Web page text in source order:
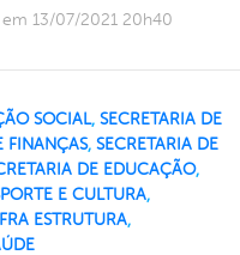
13/07/2021 20h40
SOCIAL, SECRETARIA DE
FINANÇAS, SECRETARIA DE
DE EDUCAÇÃO,
E CULTURA,
ESTRUTURA,